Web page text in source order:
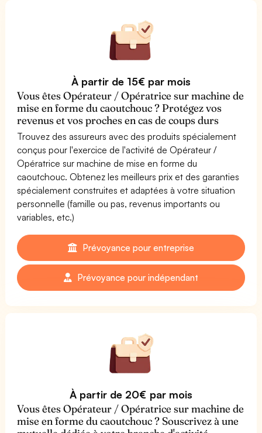
À partir de 15€ par mois
Vous êtes Opérateur / Opératrice sur machine de
mise en forme du caoutchouc ? Protégez vos
revenus et vos proches en cas de coups durs
Trouvez des assureurs avec des produits spécialement
conçus pour l'exercice de l'activité de Opérateur /
Opératrice sur machine de mise en forme du
caoutchouc. Obtenez les meilleurs prix et des garanties
spécialement construites et adaptées à votre situation
personnelle (famille ou pas, revenus importants ou
variables, etc.)
Prévoyance pour entreprise
Prévoyance pour indépendant
À partir de 20€ par mois
Vous êtes Opérateur / Opératrice sur machine de
mise en forme du caoutchouc ? Souscrivez à une